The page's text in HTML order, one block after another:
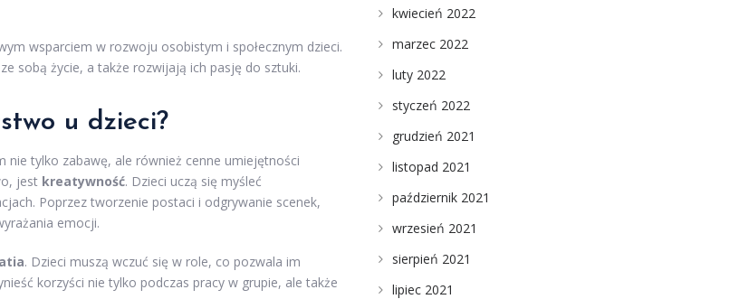
wsparciem w rozwoju osobistym i społecznym dzieci.
sobą życie, a także rozwijają ich pasję do sztuki.
u dzieci?
tylko zabawę, ale również cenne umiejętności
jest kreatywność. Dzieci uczą się myśleć
Poprzez tworzenie postaci i odgrywanie scenek,
emocji.
. Dzieci muszą wczuć się w role, co pozwala im
korzyści nie tylko podczas pracy w grupie, ale także
kwiecień 2022
marzec 2022
luty 2022
styczeń 2022
grudzień 2021
listopad 2021
październik 2021
wrzesień 2021
sierpień 2021
lipiec 2021